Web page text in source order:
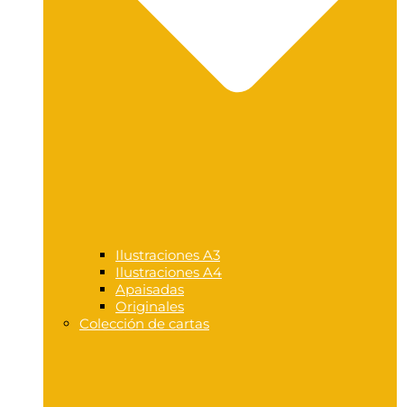
Ilustraciones A3
Ilustraciones A4
Apaisadas
Originales
Colección de cartas